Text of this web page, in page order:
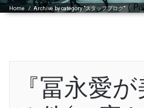
Home /Archive by category "スタッフブログ"(
『冨永愛